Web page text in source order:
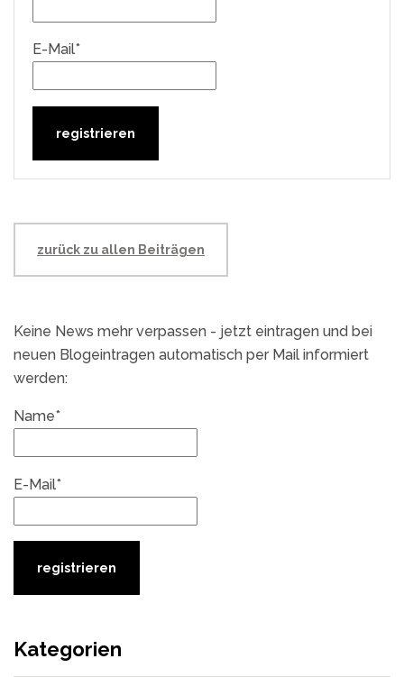
E-Mail*
zurück zu allen Beiträgen
Keine News mehr verpassen - jetzt eintragen und bei
neuen Blogeintragen automatisch per Mail informiert
werden:
Name*
E-Mail*
Kategorien